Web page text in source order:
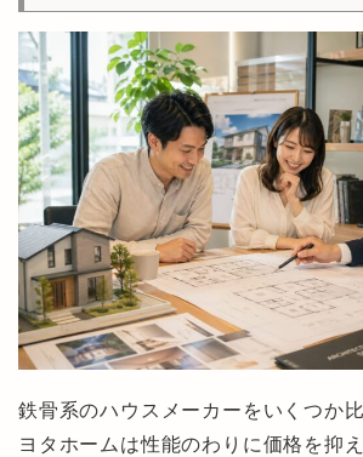
鉄骨系のハウスメーカーをいくつか
ヨタホームは性能のわりに価格を抑